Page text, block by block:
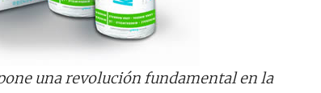
una revolución fundamental en la